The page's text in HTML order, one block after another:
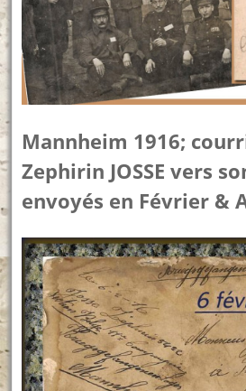
Mannheim 1916;
Zephirin JOSSE vers
envoyés en Février &